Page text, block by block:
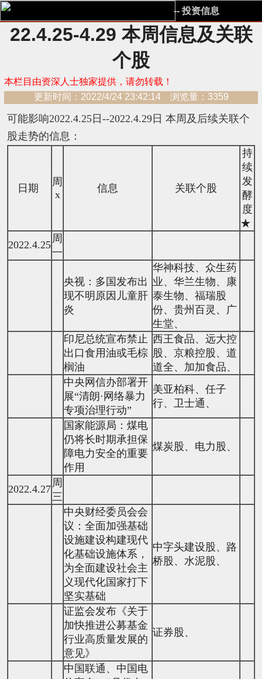
-- 投资信息
22.4.25-4.29 本周信息及关联
个股
本栏目由资深人士独家提供，请勿转载！
更新时间：2022/4/24 23:42:14 浏览量：3359
可能影响2022.4.25日--2022.4.29日 本周及后续关联个
股走势的信息：
日期
周
x
信息 关联个股
持
续
发
酵
度
★
2022.4.25
周
一
央视：多国发布出
现不明原因儿童肝
炎
华神科技、众生药
业、华兰生物、康
泰生物、福瑞股
份、贵州百灵、广
生堂、
印尼总统宣布禁止
出口食用油或毛棕
榈油
西王食品、远大控
股、京粮控股、道
道全、加加食品、
中央网信办部署开
展“清朗·网络暴力
专项治理行动”
美亚柏科、任子
行、卫士通、
国家能源局：煤电
仍将长时期承担保
障电力安全的重要
作用
煤炭股、电力股、
2022.4.27
周
三
中央财经委员会会
议：全面加强基础
设施建设构建现代
化基础设施体系，
为全面建设社会主
义现代化国家打下
坚实基础
中字头建设股、路
桥股、水泥股、
证监会发布《关于
加快推进公募基金
行业高质量发展的
意见》
证券股、
中国联通、中国电